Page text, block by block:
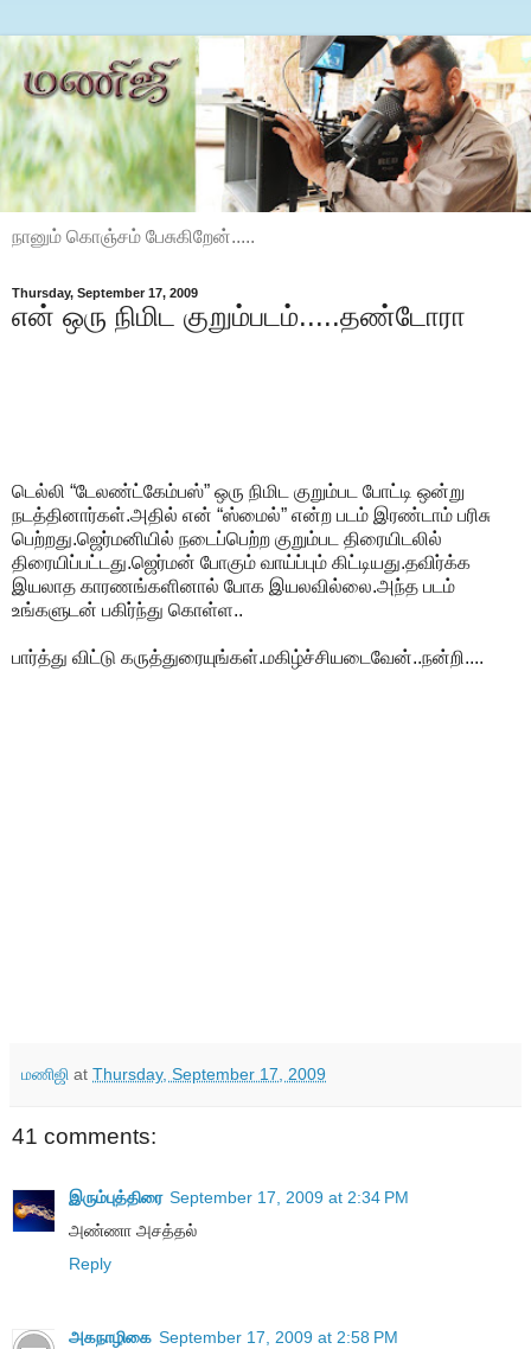
நானும் கொஞ்சம் பேசுகிறேன்.....
Thursday, September 17, 2009
என் ஒரு நிமிட குறும்படம்.....தண்டோரா
டெல்லி “டேலண்ட்கேம்பஸ்” ஒரு நிமிட குறும்பட போட்டி ஒன்று
நடத்தினார்கள்.அதில் என் “ஸ்மைல்” என்ற படம் இரண்டாம் பரிசு
பெற்றது.ஜெர்மனியில் நடைப்பெற்ற குறும்பட திரையிடலில்
திரையிப்பட்டது.ஜெர்மன் போகும் வாய்ப்பும் கிட்டியது.தவிர்க்க
இயலாத காரணங்களினால் போக இயலவில்லை.அந்த படம்
உங்களுடன் பகிர்ந்து கொள்ள..
பார்த்து விட்டு கருத்துரையுங்கள்.மகிழ்ச்சியடைவேன்..நன்றி....
மணிஜி at Thursday, September 17, 2009
41 comments:
இரும்புத்திரை September 17, 2009 at 2:34 PM
அண்ணா அசத்தல்
Reply
அகநாழிகை September 17, 2009 at 2:58 PM